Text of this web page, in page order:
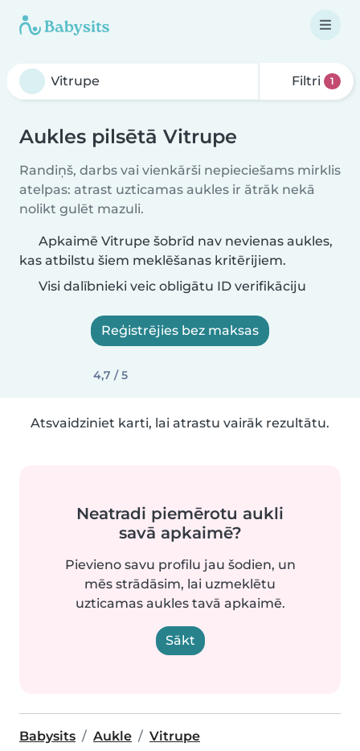
Filtri 1
Aukles pilsētā Vitrupe
Randiņš, darbs vai vienkārši nepieciešams mirklis
atelpas: atrast uzticamas aukles ir ātrāk nekā
nolikt gulēt mazuli.
Apkaimē Vitrupe šobrīd nav nevienas aukles,
kas atbilstu šiem meklēšanas kritērijiem.
Visi dalībnieki veic obligātu ID verifikāciju
Reģistrējies bez maksas
4,7 / 5
Atsvaidziniet karti, lai atrastu vairāk rezultātu.
Neatradi piemērotu aukli
savā apkaimē?
Pievieno savu profilu jau šodien, un
mēs strādāsim, lai uzmeklētu
uzticamas aukles tavā apkaimē.
Sākt
Babysits Aukle Vitrupe